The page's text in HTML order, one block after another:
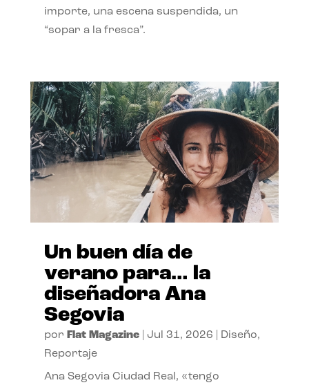
importe, una escena suspendida, un
“sopar a la fresca”.
Un buen día de
verano para… la
diseñadora Ana
Segovia
por Flat Magazine| Jul 31, 2026 Diseño,
Reportaje
Ana Segovia Ciudad Real, «tengo